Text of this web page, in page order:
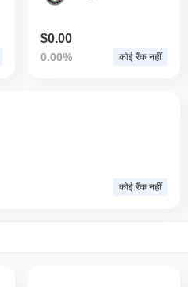
$0.00
0.00% कोई रैंक नहीं
कोई रैंक नहीं